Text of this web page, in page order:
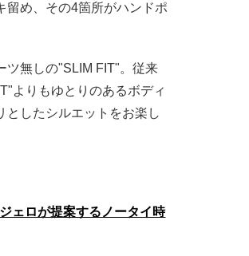
留め、その4箇所がハンドポ
ツ無しの"SLIM FIT"。従来
よりもゆとりのあるボディ
としたシルエットをお楽し
ェロが提案するノータイ時